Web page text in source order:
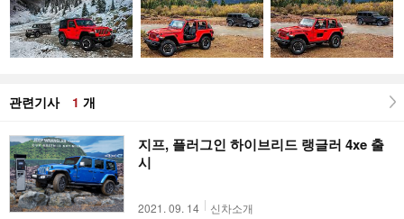
관련기사 1 개
지프, 플러그인 하이브리드 랭글러 4xe 출
시
2021. 09. 14 신차소개